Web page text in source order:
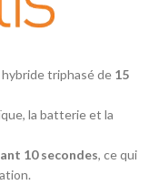
triphasé de 15
la batterie et la
10 secondes, ce qui